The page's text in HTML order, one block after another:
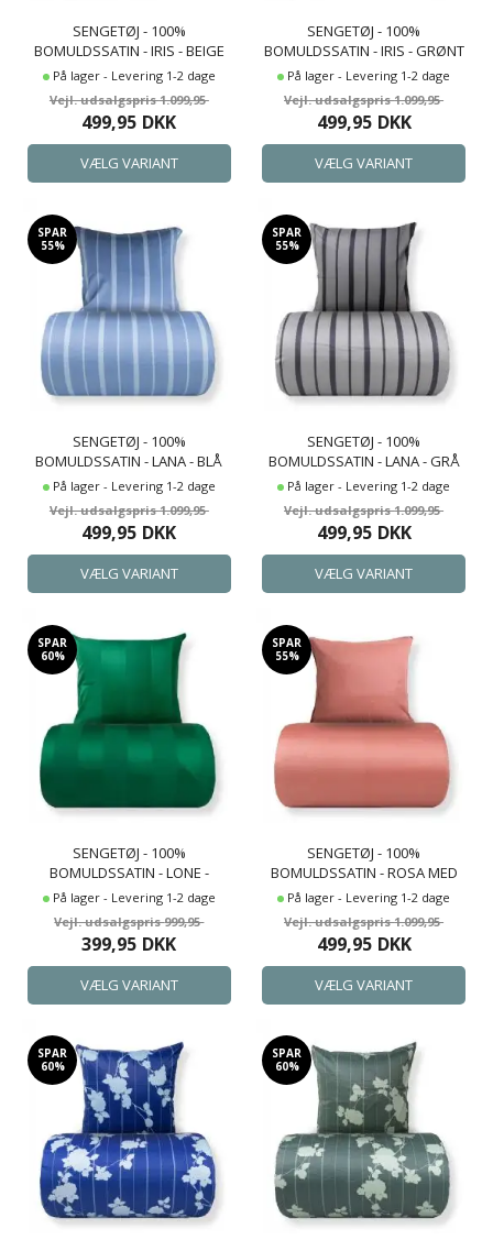
SENGETØJ - 100%
BOMULDSSATIN - IRIS - BEIGE
BLOMSTER PRINT
På lager - Levering 1-2 dage
1.099,95
499,95 DKK
SENGETØJ - 100%
BOMULDSSATIN - IRIS - GRØNT
BLOMSTER PRINT
På lager - Levering 1-2 dage
1.099,95
499,95 DKK
SPAR
55%
SENGETØJ - 100%
BOMULDSSATIN - LANA - BLÅ
OG LYSEBLÅ STRIBER
På lager - Levering 1-2 dage
1.099,95
499,95 DKK
SPAR
55%
SENGETØJ - 100%
BOMULDSSATIN - LANA - GRÅ
OG SORTE STRIBER
På lager - Levering 1-2 dage
1.099,95
499,95 DKK
SPAR
60%
SENGETØJ - 100%
BOMULDSSATIN - LONE -
GRØNNE JACQUARDVÆVET
På lager - Levering 1-2 dage
999,95
399,95 DKK
SPAR
55%
SENGETØJ - 100%
BOMULDSSATIN - ROSA MED
LYS ROSA PIPINGKANT
På lager - Levering 1-2 dage
1.099,95
499,95 DKK
SPAR
60%
SPAR
60%